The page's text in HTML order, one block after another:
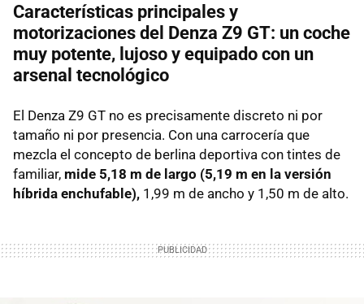
Características principales y
motorizaciones del Denza Z9 GT: un coche
muy potente, lujoso y equipado con un
arsenal tecnológico
El Denza Z9 GT no es precisamente discreto ni por
tamaño ni por presencia. Con una carrocería que
mezcla el concepto de berlina deportiva con tintes de
familiar, mide 5,18 m de largo (5,19 m en la versión
híbrida enchufable), 1,99 m de ancho y 1,50 m de alto.